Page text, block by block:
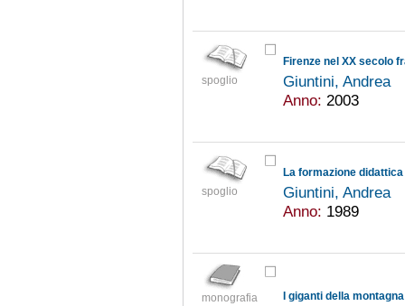
spoglio
Firenze nel XX secolo
Giuntini, Andrea
Anno: 2003
spoglio
Giuntini, Andrea
Anno: 1989
monografia I giganti della montagna